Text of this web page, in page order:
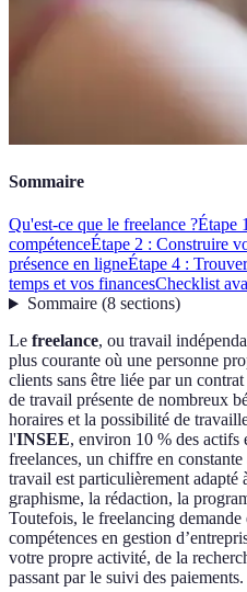
Sommaire
Qu'est-ce que le freelance ?Étape
compétenceÉtape 2 : Construire
présence en ligneÉtape 4 :
temps et vos financesChecklist
Sommaire(8 sections)
Le freelance, ou travail
plus courante où une personne
clients sans être liée par un
de travail présente de nombreux
horaires et la possibilité de
l'INSEE, environ 10 % des actifs
freelances, un chiffre en
travail est particulièrement adapté
graphisme, la rédaction, la
Toutefois, le freelancing demande
compétences en gestion
votre propre activité, de la
passant par le suivi des paiements.